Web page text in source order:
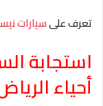
تعرف علىسيارات
استجابة
أحياء